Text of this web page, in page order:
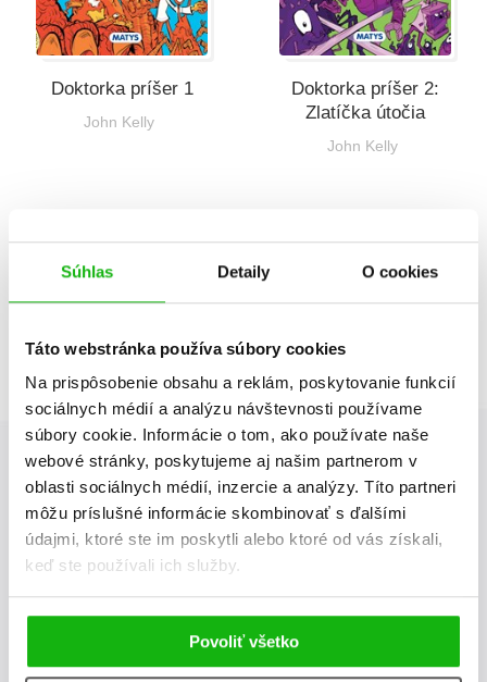
Súhlas Detaily O cookies
Táto webstránka používa súbory cookies
Na prispôsobenie obsahu a reklám, poskytovanie funkcií
sociálnych médií a analýzu návštevnosti používame
súbory cookie. Informácie o tom, ako používate naše
webové stránky, poskytujeme aj našim partnerom v
oblasti sociálnych médií, inzercie a analýzy. Títo partneri
môžu príslušné informácie skombinovať s ďalšími
údajmi, ktoré ste im poskytli alebo ktoré od vás získali,
keď ste používali ich služby.
Povoliť všetko
Doktorka príšer 1
John Kelly
Doktorka príšer 2:
Zlatíčka útočia
John Kelly
1
Albatros Media newsletter
Zaujíma Vás, aký knižný hit práve vychádza, na aký tovar je
výhodná zľava, aká beží súťaž o ceny?
našich e-mailových noviniek!
Vaša emailová adresa odoslať